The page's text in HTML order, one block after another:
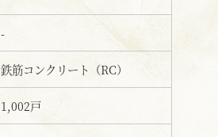
-
鉄筋コンクリート（RC）
1,002戸